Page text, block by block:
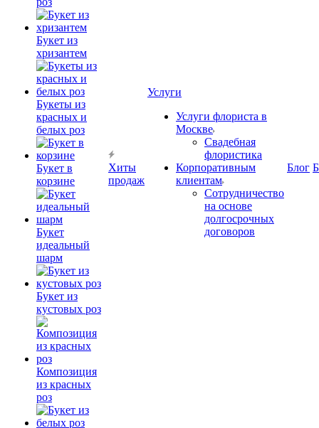
Букет из
хризантем
Букеты из
красных и
белых роз
Букет в
корзине
Букет
идеальный
шарм
Букет из
кустовых роз
Композиция
из красных
роз
Хиты
продаж
Услуги
Услуги флориста в
Москве
Свадебная
флористика
Корпоративным
клиентам
Сотрудничество
на основе
долгосрочных
договоров
Блог